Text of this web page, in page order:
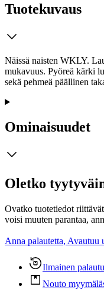
Tuotekuvaus
Näissä naisten WKLY.
mukavuus. Pyöreä kärki
sekä pehmeä päällinen
Ominaisuudet
Oletko
Ovatko tuotetiedot
voisi muuten parantaa,
Anna palautetta, Avautuu
Ilmainen
Nouto